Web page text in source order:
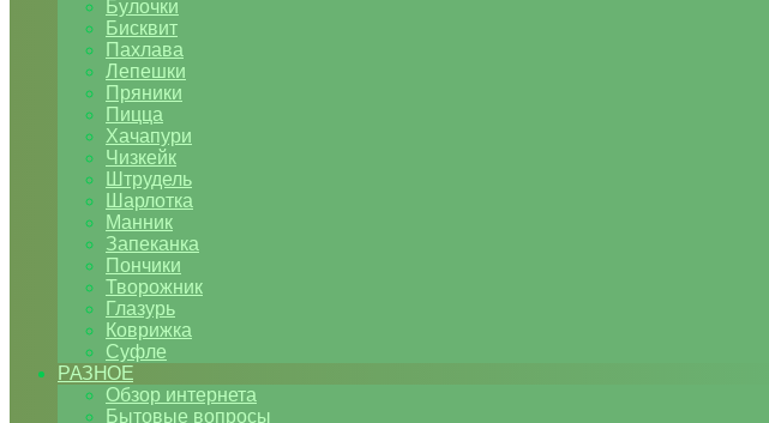
Булочки
Бисквит
Пахлава
Лепешки
Пряники
Пицца
Хачапури
Чизкейк
Штрудель
Шарлотка
Манник
Запеканка
Пончики
Творожник
Глазурь
Коврижка
Суфле
РАЗНОЕ
Обзор интернета
Бытовые вопросы